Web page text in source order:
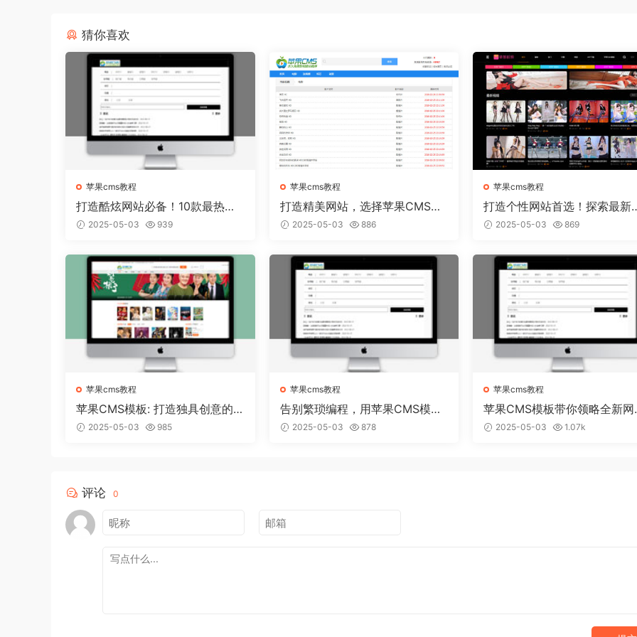
猜你喜欢
苹果cms教程
打造酷炫网站必备！10款最热门
的苹果CMS模板推荐
2025-05-03 939
苹果cms教程
打造精美网站，选择苹果CMS模
板从容实现
2025-05-03 886
苹果cms教程
打造个性网站首选！探索最新
果CMS模板趋势
2025-05-03 869
苹果cms教程
苹果CMS模板: 打造独具创意的
个人博客！
2025-05-03 985
苹果cms教程
告别繁琐编程，用苹果CMS模板
轻松搭建个性网站
2025-05-03 878
苹果cms教程
苹果CMS模板带你领略全新网
视觉盛宴
2025-05-03 1.07k
评论 0